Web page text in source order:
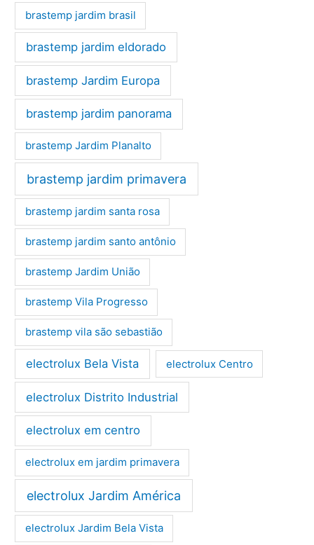
brastemp jardim brasil
brastemp jardim eldorado
brastemp Jardim Europa
brastemp jardim panorama
brastemp Jardim Planalto
brastemp jardim primavera
brastemp jardim santa rosa
brastemp jardim santo antônio
brastemp Jardim União
brastemp Vila Progresso
brastemp vila são sebastião
electrolux Bela Vista electrolux Centro
electrolux Distrito Industrial
electrolux em centro
electrolux em jardim primavera
electrolux Jardim América
electrolux Jardim Bela Vista